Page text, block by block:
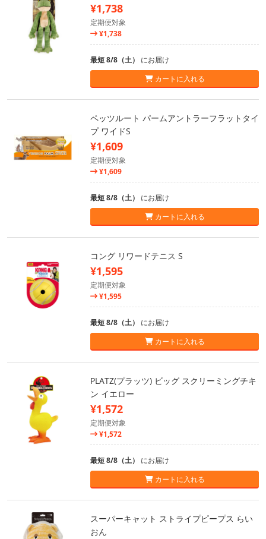
¥1,738
定期便対象
¥1,738
最短 8/8（土） にお届け
カートに入れる
ペッツルート パームアントラーフラットタイ
プ ワイドS
¥1,609
定期便対象
¥1,609
最短 8/8（土） にお届け
カートに入れる
コング リワードテニス S
¥1,595
定期便対象
¥1,595
最短 8/8（土） にお届け
カートに入れる
PLATZ(プラッツ) ビッグ スクリーミングチキ
ン イエロー
¥1,572
定期便対象
¥1,572
最短 8/8（土） にお届け
カートに入れる
スーパーキャット ストライプピープス らい
おん